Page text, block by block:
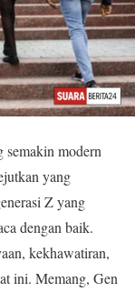
modern
yang
Z yang
dengan baik.
kekhawatiran,
ini. Memang, Gen